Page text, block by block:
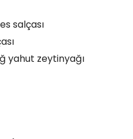
salçası
yahut zeytinyağı